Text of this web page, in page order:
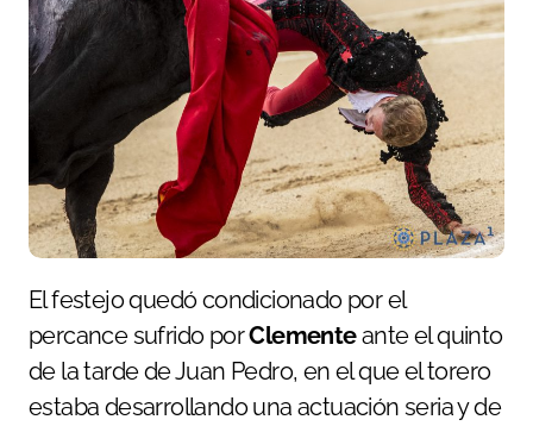
El festejo quedó condicionado por el
percance sufrido porClementeante el quinto
de la tarde de Juan Pedro, en el que el torero
estaba desarrollando una actuación seria y de